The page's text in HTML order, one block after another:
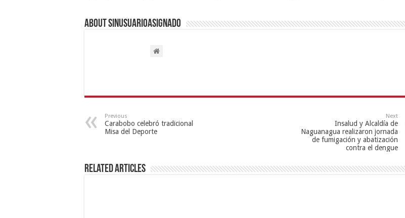
About sinusuarioasignado
Previous
Carabobo celebró tradicional
Misa del Deporte
Next
Insalud y Alcaldía de
Naguanagua realizaron jornada
de fumigación y abatización
contra el dengue
Related Articles